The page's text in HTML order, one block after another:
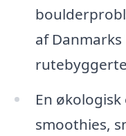
af
En
smoothies,